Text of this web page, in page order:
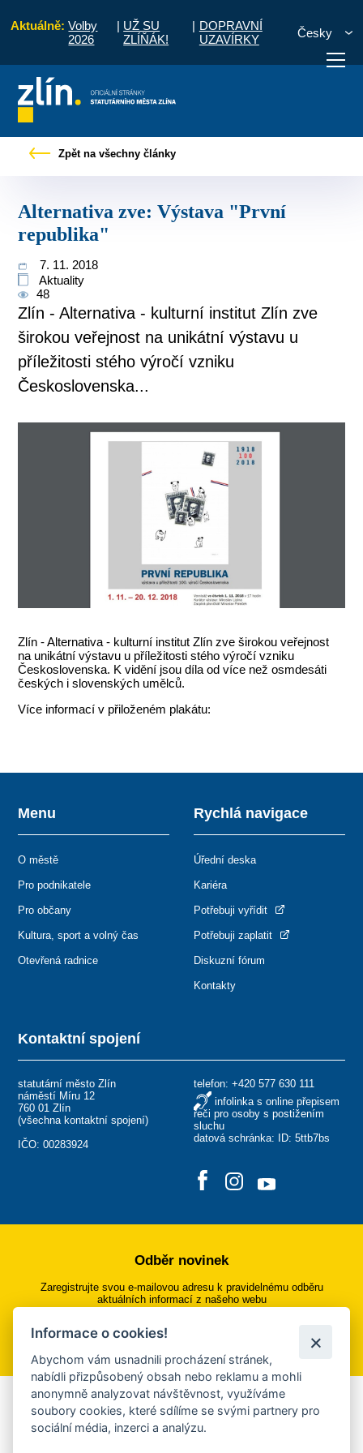
Aktuálně: Volby
2026
| UŽ SU
ZLÍŇÁK!
| DOPRAVNÍ
UZAVÍRKY
Česky
vyřídit Potřebuji zaplatit
Zpět na všechny články
Alternativa zve: Výstava "První
republika"
7. 11. 2018
Aktuality
48
Zlín - Alternativa - kulturní institut Zlín zve
širokou veřejnost na unikátní výstavu u
příležitosti stého výročí vzniku
Československa...
Zlín - Alternativa - kulturní institut Zlín zve širokou veřejnost
na unikátní výstavu u příležitosti stého výročí vzniku
Československa. K vidění jsou díla od více než osmdesáti
českých i slovenských umělců.
Více informací v přiloženém plakátu:
Kontaktní spojení
statutární město Zlín
náměstí Míru 12
760 01 Zlín
(všechna kontaktní spojení)
IČO: 00283924
telefon: +420 577 630 111
infolinka s online přepisem
řeči pro osoby s postižením
sluchu
datová schránka: ID: 5ttb7bs
Menu
O městě
Pro podnikatele
Pro občany
Kultura, sport a volný čas
Otevřená radnice
Rychlá navigace
Úřední deska
Kariéra
Potřebuji vyřídit
Potřebuji zaplatit
Diskuzní fórum
Kontakty
Odběr novinek
Zaregistrujte svou e-mailovou adresu k pravidelnému odběru
aktuálních informací z našeho webu
Přihlásit se k odběru
Aplikace Mobilní rozhlas
Chcete dostávat do svého mobilu či mailu upozornění na
Informace o cookies!
Abychom vám usnadnili procházení stránek,
nabídli přizpůsobený obsah nebo reklamu a mohli
anonymně analyzovat návštěvnost, využíváme
soubory cookies, které sdílíme se svými partnery pro
sociální média, inzerci a analýzu.